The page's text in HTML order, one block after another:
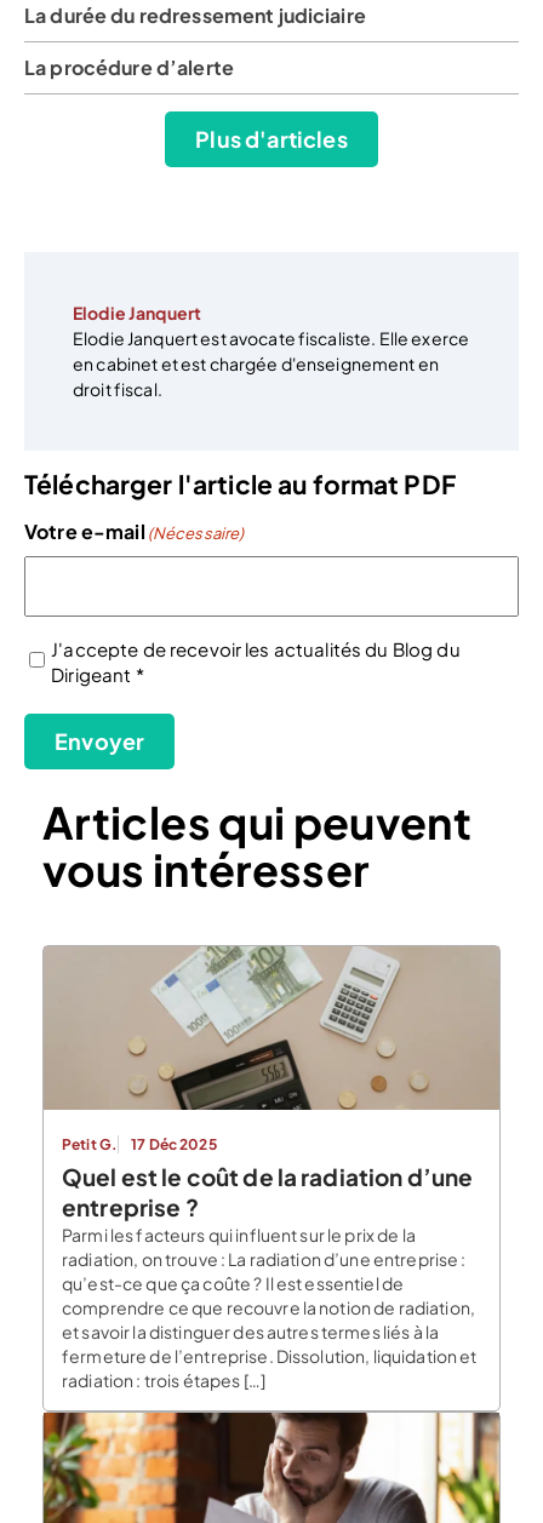
La durée du redressement judiciaire
La procédure d’alerte
Plus d'articles
Elodie Janquert
Elodie Janquert est avocate fiscaliste. Elle exerce
en cabinet et est chargée d'enseignement en
droit fiscal.
Télécharger l'article au format PDF
Votre e-mail (Nécessaire)
(Nécessaire)
J'accepte de recevoir les actualités du Blog du
Dirigeant *
Envoyer
Articles qui peuvent
vous intéresser
Petit G. 17 Déc 2025
Quel est le coût de la radiation d’une
entreprise ?
Parmi les facteurs qui influent sur le prix de la
radiation, on trouve : La radiation d’une entreprise :
qu’est-ce que ça coûte ? Il est essentiel de
comprendre ce que recouvre la notion de radiation,
et savoir la distinguer des autres termes liés à la
fermeture de l’entreprise. Dissolution, liquidation et
radiation : trois étapes […]